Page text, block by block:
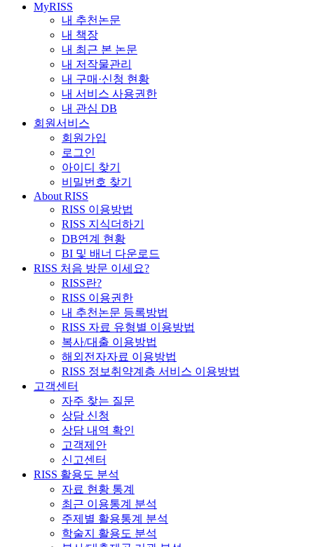
MyRISS
내 추천논문
내 책장
내 최근 본 논문
내 저작물관리
내 구매·신청 현황
내 서비스 사용권한
내 관심 DB
회원서비스
회원가입
로그인
아이디 찾기
비밀번호 찾기
About RISS
RISS 이용방법
RISS 지식더하기
DB연계 현황
BI 및 배너 다운로드
RISS 처음 방문 이세요?
RISS란?
RISS 이용권한
내 추천논문 등록방법
RISS 자료 유형별 이용방법
복사/대출 이용방법
해외전자자료 이용방법
RISS 정보취약계층 서비스 이용방법
고객센터
자주 찾는 질문
상담 신청
상담 내역 확인
고객제안
신고센터
RISS 활용도 분석
자료 현황 통계
최근 이용통계 분석
주제별 활용통계 분석
학술지 활용도 분석